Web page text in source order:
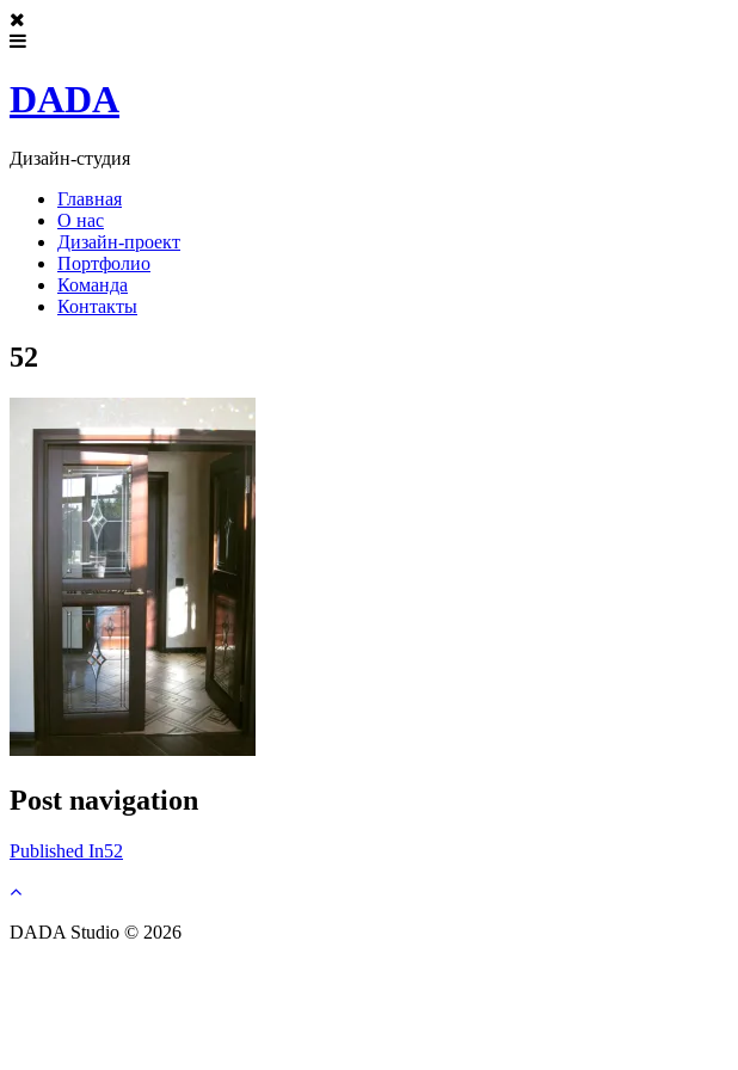
DADA
Дизайн-студия
Главная
О нас
Дизайн-проект
Портфолио
Команда
Контакты
52
Post navigation
Published In52
DADA Studio © 2026